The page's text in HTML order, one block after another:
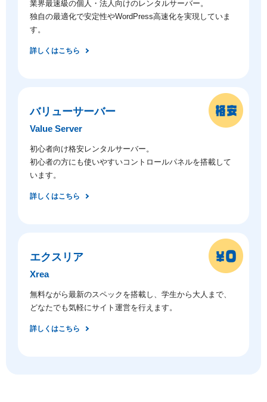
業界最速級の個人・法人向けのレンタルサーバー。
独自の最適化で安定性やWordPress高速化を実現していま
す。
詳しくはこちら
バリューサーバー
Value Server
初心者向け格安レンタルサーバー。
初心者の方にも使いやすいコントロールパネルを搭載して
います。
詳しくはこちら
エクスリア
Xrea
無料ながら最新のスペックを搭載し、学生から大人まで、
どなたでも気軽にサイト運営を行えます。
詳しくはこちら